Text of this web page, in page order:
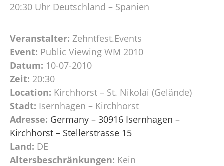
20:30 Uhr Deutschland – Spanien
Veranstalter: Zehntfest.Events
Event: Public Viewing WM 2010
Datum: 10-07-2010
Zeit: 20:30
Location: Kirchhorst – St. Nikolai (Gelände)
Stadt: Isernhagen – Kirchhorst
Adresse: Germany – 30916 Isernhagen –
Kirchhorst – Stellerstrasse 15
Land: DE
Altersbeschränkungen: Kein